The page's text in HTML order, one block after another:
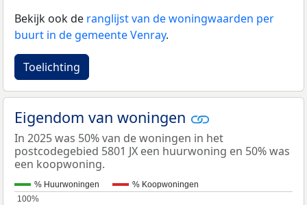
Bekijk ook de ranglijst van de woningwaarden per
buurt in de gemeente Venray.
Toelichting
Eigendom van woningen
In 2025 was 50% van de woningen in het
postcodegebied 5801 JX een huurwoning en 50% was
een koopwoning.
% Huurwoningen % Koopwoningen
100%
100%